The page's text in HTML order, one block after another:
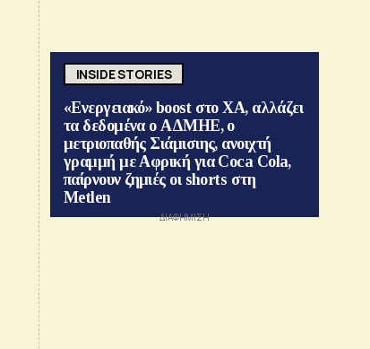
INSIDE STORIES
«Ενεργειακό» boost στο ΧΑ, αλλάζει
τα δεδομένα ο ΑΔΜΗΕ, ο
μετριοπαθής Σιάμισιης, ανοιχτή
γραμμή με Αφρική για Coca Cola,
παίρνουν ζημιές οι shorts στη
Metlen